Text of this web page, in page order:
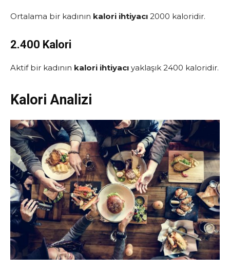
Ortalama bir kadının kalori ihtiyacı 2000 kaloridir.
2.400 Kalori
Aktif bir kadının kalori ihtiyacı yaklaşık 2400 kaloridir.
Kalori Analizi